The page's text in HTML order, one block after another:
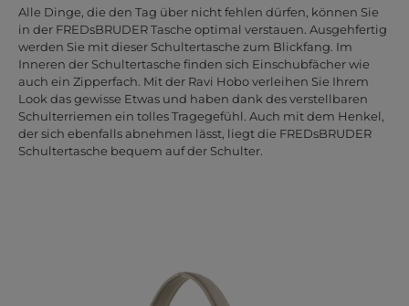
Alle Dinge, die den Tag über nicht fehlen dürfen, können Sie
in der FREDsBRUDER Tasche optimal verstauen. Ausgehfertig
werden Sie mit dieser Schultertasche zum Blickfang. Im
Inneren der Schultertasche finden sich Einschubfächer wie
auch ein Zipperfach. Mit der Ravi Hobo verleihen Sie Ihrem
Look das gewisse Etwas und haben dank des verstellbaren
Schulterriemen ein tolles Tragegefühl. Auch mit dem Henkel,
der sich ebenfalls abnehmen lässt, liegt die FREDsBRUDER
Schultertasche bequem auf der Schulter.